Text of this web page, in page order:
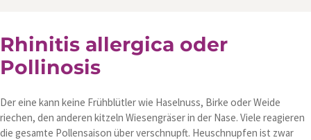
Rhinitis allergica oder
Pollinosis
Der eine kann keine Frühblütler wie Haselnuss, Birke oder Weide
riechen, den anderen kitzeln Wiesengräser in der Nase. Viele reagieren
die gesamte Pollensaison über verschnupft. Heuschnupfen ist zwar